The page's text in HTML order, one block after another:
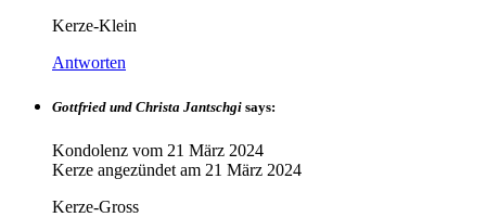
Kerze-Klein
Antworten
Gottfried und Christa Jantschgi says:
Kondolenz vom 21 März 2024
Kerze angezündet am 21 März 2024
Kerze-Gross